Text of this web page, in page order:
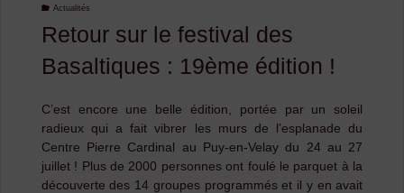
Actualités
Retour sur le festival des
Basaltiques : 19ème édition !
C’est encore une belle édition, portée par un soleil
radieux qui a fait vibrer les murs de l’esplanade du
Centre Pierre Cardinal au Puy-en-Velay du 24 au 27
juillet ! Plus de 2000 personnes ont foulé le parquet à la
découverte des 14 groupes programmés et il y en avait